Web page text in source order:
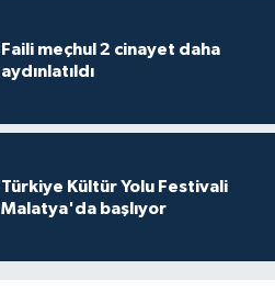
Faili meçhul 2 cinayet daha
aydınlatıldı
Türkiye Kültür Yolu Festivali
Malatya'da başlıyor